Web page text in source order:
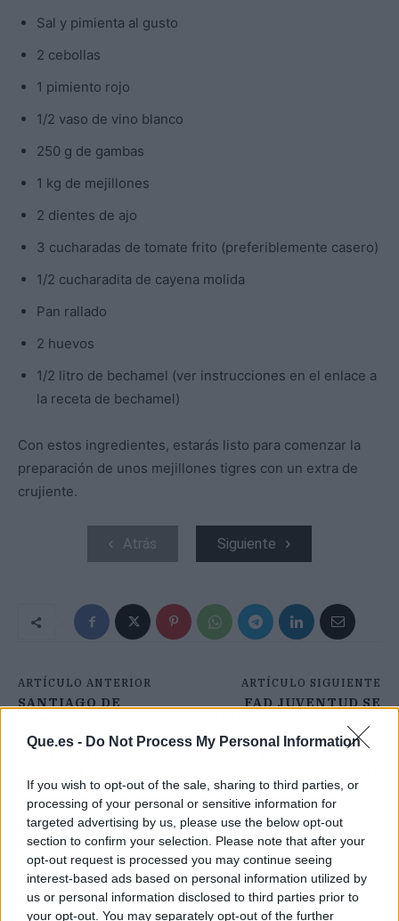
Que.es - Do Not Process My Personal Information
If you wish to opt-out of the sale, sharing to third parties, or
processing of your personal or sensitive information for
targeted advertising by us, please use the below opt-out
section to confirm your selection. Please note that after your
opt-out request is processed you may continue seeing
interest-based ads based on personal information utilized by
us or personal information disclosed to third parties prior to
your opt-out. You may separately opt-out of the further
Sal y pimienta al gusto
2 cebollas
1 pimiento rojo
1/2 vaso de vino blanco
250 g de gambas
1 kg de mejillones
2 dientes de ajo
3 cucharadas de tomate frito (preferiblemente casero)
1/2 cucharadita de cayena molida
Pan rallado
2 huevos
1/2 litro de bechamel (ver instrucciones en el enlace a
la receta de bechamel)
Con estos ingredientes, estarás listo para comenzar la
preparación de unos mejillones tigres con un extra de
crujiente.
Atrás Siguiente
ARTÍCULO ANTERIOR
SANTIAGO DE
UN LLENO TOTAL EN
LAS FIESTAS DEL
ARTÍCULO SIGUIENTE
FAD JUVENTUD SE
EN SU CAMPAÑA SOBRE
EL CONSUMO DE